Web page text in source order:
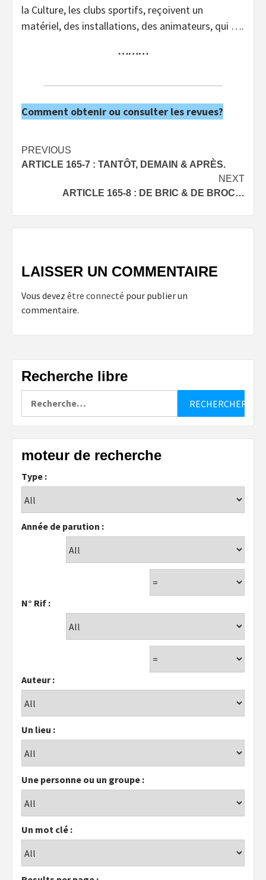
la Culture, les clubs sportifs, reçoivent un
matériel, des installations, des animateurs, qui ….
………
Comment obtenir ou consulter les revues?
Post
navigation
PREVIOUS
ARTICLE 165-7 : TANTÔT, DEMAIN & APRÈS.
NEXT
ARTICLE 165-8 : DE BRIC & DE BROC…
LAISSER UN COMMENTAIRE
Vous devez être connecté pour publier un
commentaire.
Recherche libre
moteur de recherche
Type :
Année de parution :
N° Rif :
Auteur :
Un lieu :
Une personne ou un groupe :
Un mot clé :